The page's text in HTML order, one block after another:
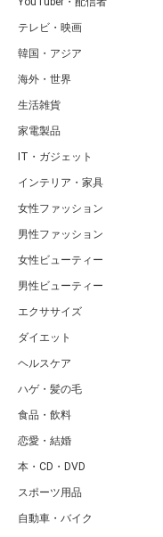
テレビ・映画
韓国・アジア
海外・世界
生活雑貨
家電製品
IT・ガジェット
インテリア・家具
女性ファッション
男性ファッション
女性ビューティー
男性ビューティー
エクササイズ
ダイエット
ヘルスケア
ハゲ・髪の毛
食品・飲料
恋愛・結婚
本・CD・DVD
スポーツ用品
自動車・バイク